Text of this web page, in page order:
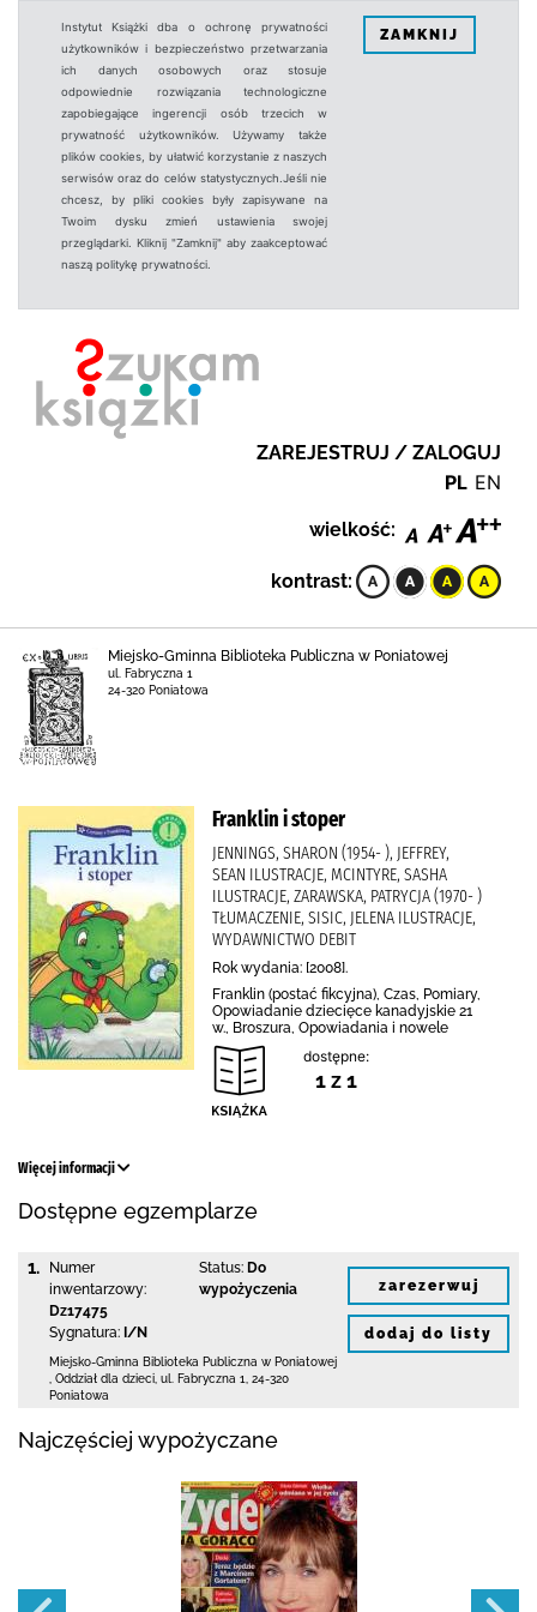
Instytut Książki dba o ochronę prywatności
użytkowników i bezpieczeństwo przetwarzania
ich danych osobowych oraz stosuje
odpowiednie rozwiązania technologiczne
zapobiegające ingerencji osób trzecich w
prywatność użytkowników. Używamy także
plików cookies, by ułatwić korzystanie z naszych
serwisów oraz do celów statystycznych.Jeśli nie
chcesz, by pliki cookies były zapisywane na
Twoim dysku zmień ustawienia swojej
przeglądarki. Kliknij "Zamknij" aby zaakceptować
naszą politykę prywatności.
ZAMKNIJ
ZAREJESTRUJ / ZALOGUJ
PL EN
wielkość:
kontrast:
Miejsko-Gminna Biblioteka Publiczna w Poniatowej
ul. Fabryczna 1
24-320 Poniatowa
Franklin i stoper
JENNINGS, SHARON (1954- ), JEFFREY,
SEAN ILUSTRACJE, MCINTYRE, SASHA
ILUSTRACJE, ZARAWSKA, PATRYCJA (1970- )
TŁUMACZENIE, SISIC, JELENA ILUSTRACJE,
WYDAWNICTWO DEBIT
Rok wydania: [2008].
Franklin (postać fikcyjna), Czas, Pomiary,
Opowiadanie dziecięce kanadyjskie 21
w., Broszura, Opowiadania i nowele
dostępne:
1 z 1
Więcej informacji
Dostępne egzemplarze
1.
Numer
inwentarzowy:
Dz17475
Sygnatura: I/N
Status: Do
wypożyczenia
Miejsko-Gminna Biblioteka Publiczna w Poniatowej
Oddział dla dzieci, ul. Fabryczna 1
24-320
Poniatowa
zarezerwuj
dodaj do listy
Najczęściej wypożyczane